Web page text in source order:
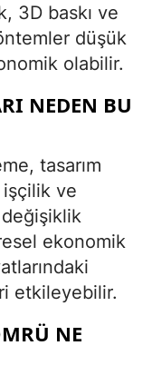
3D baskı ve
düşük
olabilir.
NEDEN BU
tasarım
işçilik ve
ekonomik
etkileyebilir.
NE